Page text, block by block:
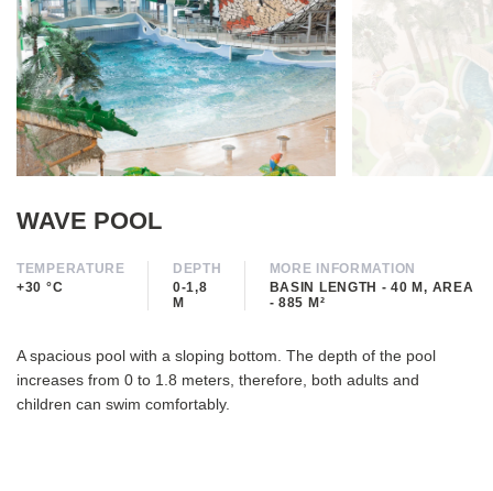
WAVE POOL
TEMPERATURE
+30 °С
DEPTH
0-1,8
М
MORE INFORMATION
BASIN LENGTH - 40 М, AREA
- 885 М²
A spacious pool with a sloping bottom. The depth of the pool
increases from 0 to 1.8 meters, therefore, both adults and
children can swim comfortably.